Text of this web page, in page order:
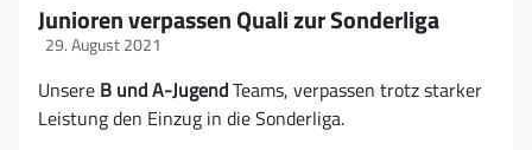
Junioren verpassen Quali zur Sonderliga
29. August 2021
Unsere B und A-JugendTeams, verpassen trotz starker
Leistung den Einzug in die Sonderliga.